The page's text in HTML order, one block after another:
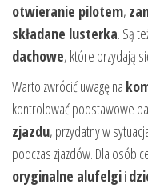
otwieranie pilotem,
składane lusterka. Są
dachowe, które przydają
Warto zwrócić uwagę na
kontrolować podstawowe
zjazdu, przydatny w
podczas zjazdów. Dla osób
oryginalne alufelgii